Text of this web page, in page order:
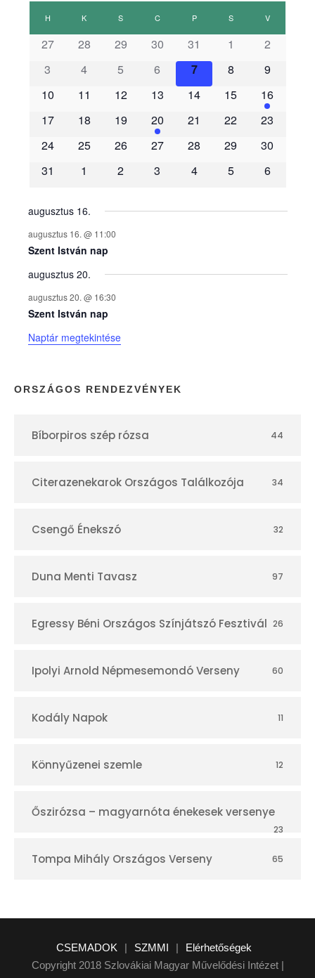
E
m
é
n
y
e
k
n
a
p
r
H K S CCSÜTÖRTÖK
PPÉNTEK SSZOMBAT
VVASÁRNAP
27 28 29 30 31 1
2
3
4 5 6 7 8
9
10
11 12 13 14 15
16
17
18 19 20 21 22
23
24
25 26 27 28 29
30
31
1 2 3 4 5 6
augusztus 16.
augusztus 16. @ 11:00
Szent István nap
augusztus 20.
augusztus 20. @ 16:30
Szent István nap
Naptár megtekintése
ORSZÁGOS RENDEZVÉNYEK
Bíborpiros szép rózsa 44
Citerazenekarok Országos Találkozója 34
Csengő Énekszó 32
Duna Menti Tavasz 97
Egressy Béni Országos Színjátszó Fesztivál 26
Ipolyi Arnold Népmesemondó Verseny 60
Kodály Napok 11
Könnyűzenei szemle 12
Őszirózsa – magyarnóta énekesek versenye
23
Tompa Mihály Országos Verseny 65
CSEMADOK | SZMMI |
Elérhetőségek
Copyright 2018 Szlovákiai Magyar Művelődési Intézet |